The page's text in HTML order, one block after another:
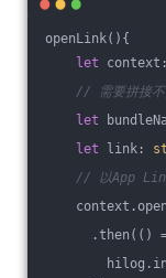
openLink(){
let context:
// 需要拼接
let
let link:
// 以App
.then( ()